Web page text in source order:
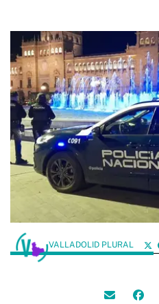
VALLADOLID PLURAL